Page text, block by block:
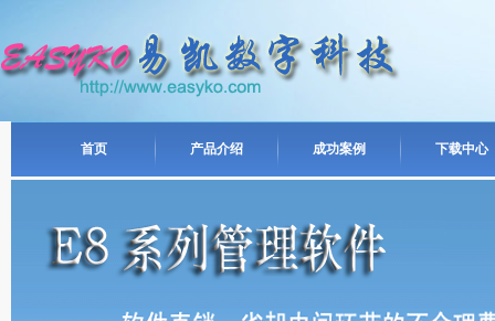
首页 产品介绍 成功案例 下载中心